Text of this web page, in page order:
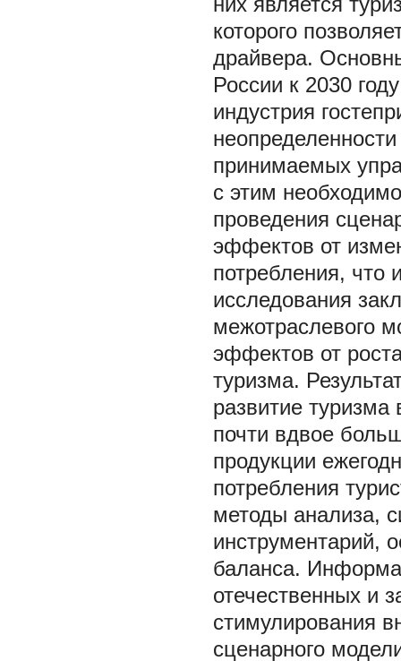
которого
драйвера.
России к 2030
индустрия
принимаемых
с этим
проведения
эффектов от
потребления, что
исследования
межотраслевого
эффектов от
туризма.
развитие туризма
почти вдвое
продукции
потребления
методы анализа,
инструментарий,
баланса.
отечественных и
стимулирования
сценарного